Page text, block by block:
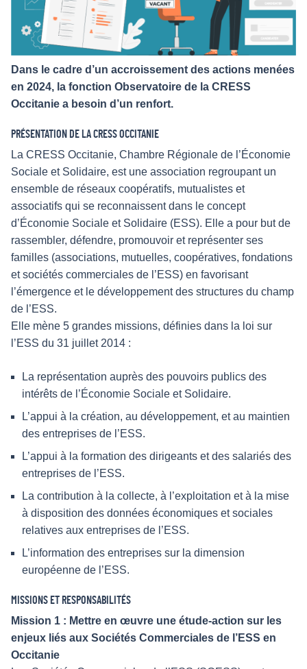
Dans le cadre d’un accroissement des actions menées
en 2024, la fonction Observatoire de la CRESS
Occitanie a besoin d’un renfort.
PRÉSENTATION DE LA CRESS OCCITANIE
La CRESS Occitanie, Chambre Régionale de l’Économie
Sociale et Solidaire, est une association regroupant un
ensemble de réseaux coopératifs, mutualistes et
associatifs qui se reconnaissent dans le concept
d’Économie Sociale et Solidaire (ESS). Elle a pour but de
rassembler, défendre, promouvoir et représenter ses
familles (associations, mutuelles, coopératives, fondations
et sociétés commerciales de l’ESS) en favorisant
l’émergence et le développement des structures du champ
de l’ESS.
Elle mène 5 grandes missions, définies dans la loi sur
l’ESS du 31 juillet 2014 :
La représentation auprès des pouvoirs publics des
intérêts de l’Économie Sociale et Solidaire.
L’appui à la création, au développement, et au maintien
des entreprises de l’ESS.
L’appui à la formation des dirigeants et des salariés des
entreprises de l’ESS.
La contribution à la collecte, à l’exploitation et à la mise
à disposition des données économiques et sociales
relatives aux entreprises de l’ESS.
L’information des entreprises sur la dimension
européenne de l’ESS.
MISSIONS ET RESPONSABILITÉS
Mission 1 : Mettre en œuvre une étude-action sur les
enjeux liés aux Sociétés Commerciales de l’ESS en
Occitanie